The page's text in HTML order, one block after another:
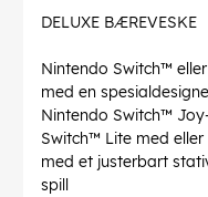
DELUXE BÆREVESKE
Nintendo Switch™
med en
Nintendo Switch™
Switch™ Lite med
med et justerbart
spill